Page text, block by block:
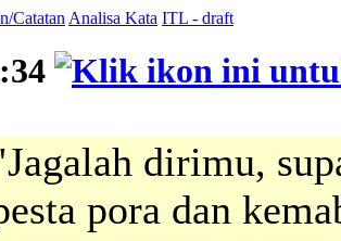
Catatan Analisa Kata ITL - draft
dirimu,
pora dan